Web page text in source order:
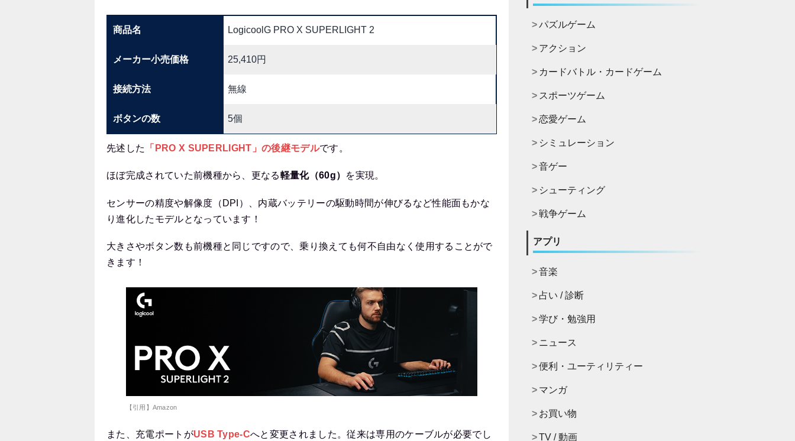
商品名 LogicoolG PRO X SUPERLIGHT 2
メーカー小売価格 25,410円
接続方法 無線
ボタンの数 5個
先述した 「PRO X SUPERLIGHT」の後継モデルです。
ほぼ完成されていた前機種から、更なる軽量化（60g） を実現。
センサーの精度や解像度（DPI）、内蔵バッテリーの駆動時間が伸びるなど性能面もかな
り進化したモデルとなっています！
大きさやボタン数も前機種と同じですので、乗り換えても何不自由なく使用することがで
きます！
【引用】Amazon
また、充電ポートがUSB Type-Cへと変更されました。従来は専用のケーブルが必要でし
パズルゲーム
アクション
カードバトル・カードゲーム
スポーツゲーム
恋愛ゲーム
シミュレーション
音ゲー
シューティング
戦争ゲーム
アプリ
音楽
占い / 診断
学び・勉強用
ニュース
便利・ユーティリティー
マンガ
お買い物
TV / 動画